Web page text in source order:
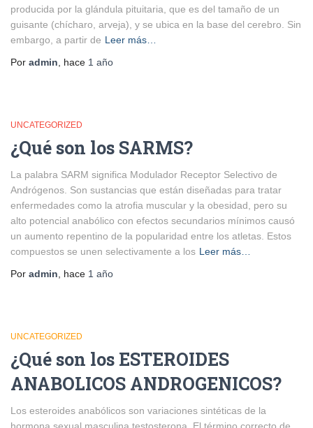
producida por la glándula pituitaria, que es del tamaño de un
guisante (chícharo, arveja), y se ubica en la base del cerebro. Sin
embargo, a partir de Leer más…
Por admin , hace 1 año
UNCATEGORIZED
¿Qué son los SARMS?
La palabra SARM significa Modulador Receptor Selectivo de
Andrógenos. Son sustancias que están diseñadas para tratar
enfermedades como la atrofia muscular y la obesidad, pero su
alto potencial anabólico con efectos secundarios mínimos causó
un aumento repentino de la popularidad entre los atletas. Estos
compuestos se unen selectivamente a los Leer más…
Por admin , hace 1 año
UNCATEGORIZED
¿Qué son los ESTEROIDES
ANABOLICOS ANDROGENICOS?
Los esteroides anabólicos son variaciones sintéticas de la